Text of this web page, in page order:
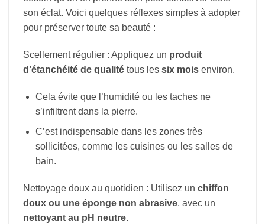
son éclat. Voici quelques réflexes simples à adopter
pour préserver toute sa beauté :
Scellement régulier : Appliquez un produit
d’étanchéité de qualité tous les six mois environ.
Cela évite que l’humidité ou les taches ne
s’infiltrent dans la pierre.
C’est indispensable dans les zones très
sollicitées, comme les cuisines ou les salles de
bain.
Nettoyage doux au quotidien : Utilisez un chiffon
doux ou une éponge non abrasive, avec un
nettoyant au pH neutre.